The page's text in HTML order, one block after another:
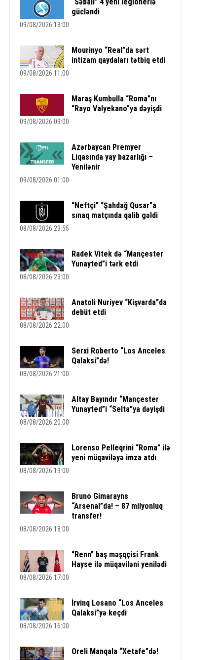
gücləndi
09/08/2026 13:00
Mourinyo “Real”da sərt
intizam qaydaları tətbiq etdi
09/08/2026 11:00
Maraş Kumbulla “Roma”nı
“Rayo Valyekano”ya dəyişdi
09/08/2026 09:00
Azərbaycan Premyer
Liqasında yay bazarlığı –
Yenilənir
09/08/2026 01:00
“Neftçi” “Şahdağ Qusar”a
sınaq matçında qalib gəldi
08/08/2026 23:55
Radek Vitek də “Mançester
Yunayted”i tərk etdi
08/08/2026 23:00
Anatoli Nuriyev “Kişvarda”da
debüt etdi
08/08/2026 22:00
Serxi Roberto “Los Anceles
Qalaksi”də!
08/08/2026 21:00
Altay Bayındır “Mançester
Yunayted”i “Selta”ya dəyişdi
08/08/2026 20:00
Lorenso Pelleqrini “Roma” ilə
yeni müqaviləyə imza atdı
08/08/2026 19:00
Bruno Gimarayns
“Arsenal”da! – 87 milyonluq
transfer!
08/08/2026 18:00
“Renn” baş məşqçisi Frank
Hayse ilə müqaviləni yenilədi
08/08/2026 17:00
İrvinq Losano “Los Anceles
Qalaksi”yə keçdi
08/08/2026 16:00
Oreli Manqala “Xetafe”də!